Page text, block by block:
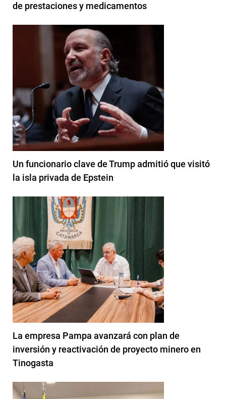
de prestaciones y medicamentos
Un funcionario clave de Trump admitió que visitó
la isla privada de Epstein
La empresa Pampa avanzará con plan de
inversión y reactivación de proyecto minero en
Tinogasta